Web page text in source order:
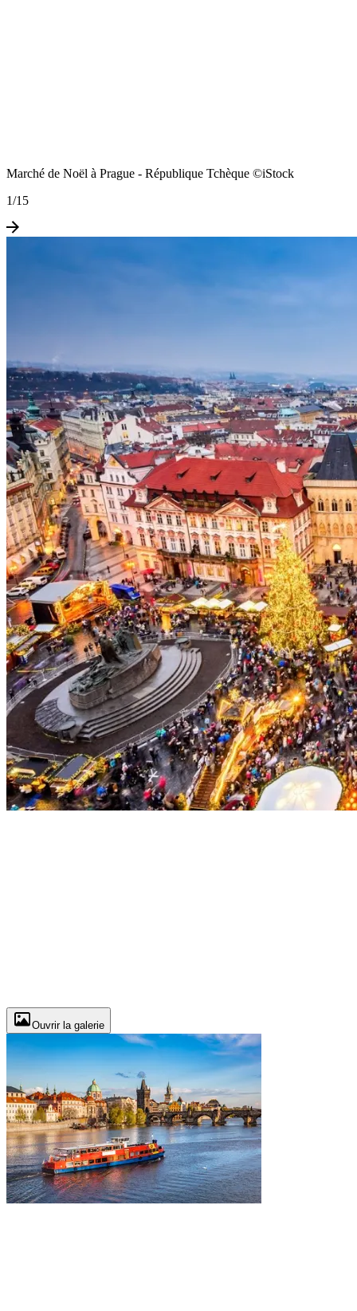
Marché de Noël à Prague - République Tchèque ©iStock
1/15
Ouvrir la galerie